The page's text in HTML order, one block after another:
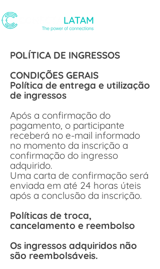
POLÍTICA DE INGRESSOS
CONDIÇÕES GERAIS
Política de entrega e utilização
de ingressos
Após a confirmação do
pagamento, o participante
receberá no e-mail informado
no momento da inscrição a
confirmação do ingresso
adquirido.
Uma carta de confirmação será
enviada em até 24 horas úteis
após a conclusão da inscrição.
Políticas de troca,
cancelamento e reembolso
Os ingressos adquiridos não
são reembolsáveis.